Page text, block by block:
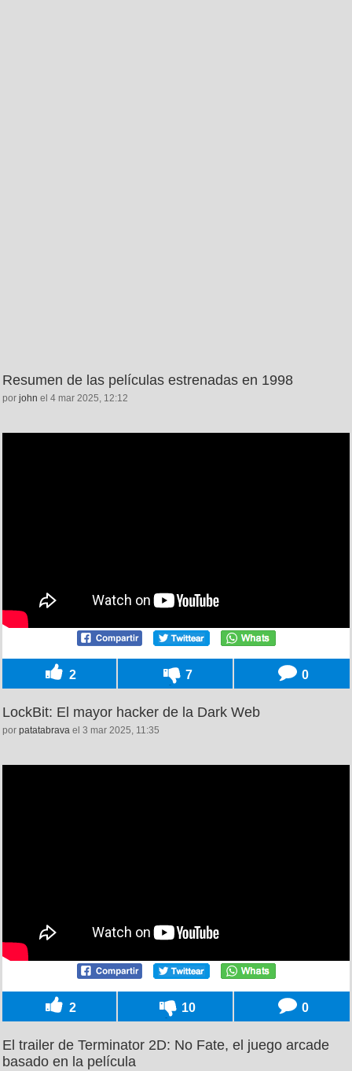
Resumen de las películas estrenadas en 1998
por john el 4 mar 2025, 12:12
2 7 0
LockBit: El mayor hacker de la Dark Web
por patatabrava el 3 mar 2025, 11:35
2 10 0
El trailer de Terminator 2D: No Fate, el juego arcade
basado en la película